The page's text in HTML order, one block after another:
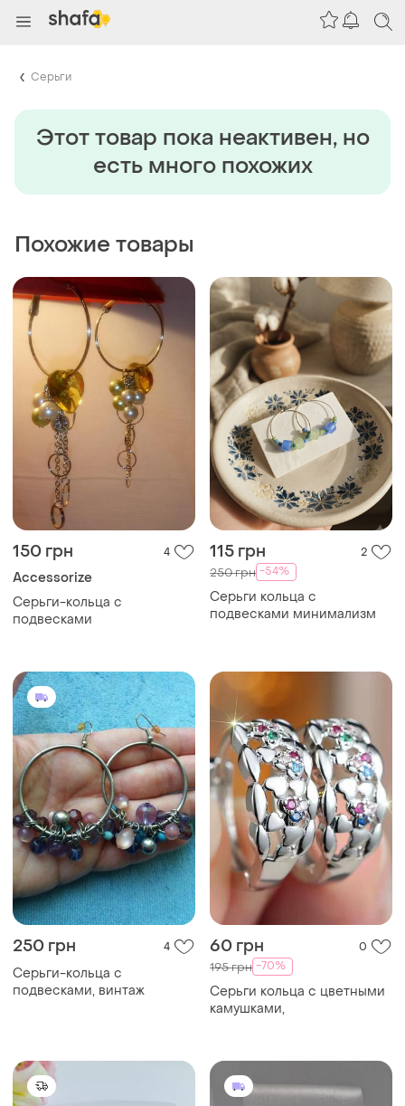
Серьги
Этот товар пока неактивен, но
есть много похожих
Похожие товары
150 грн 4
Accessorize
Серьги-кольца с
подвесками
115 грн 2
250 грн -54%
Серьги кольца с
подвесками минимализм
250 грн 4
Серьги-кольца с
подвесками, винтаж
60 грн 0
195 грн -70%
Серьги кольца с цветными
камушками,